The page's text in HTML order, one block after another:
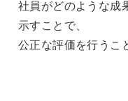
社員がどのような成
示すことで、
公正な評価を行うこ